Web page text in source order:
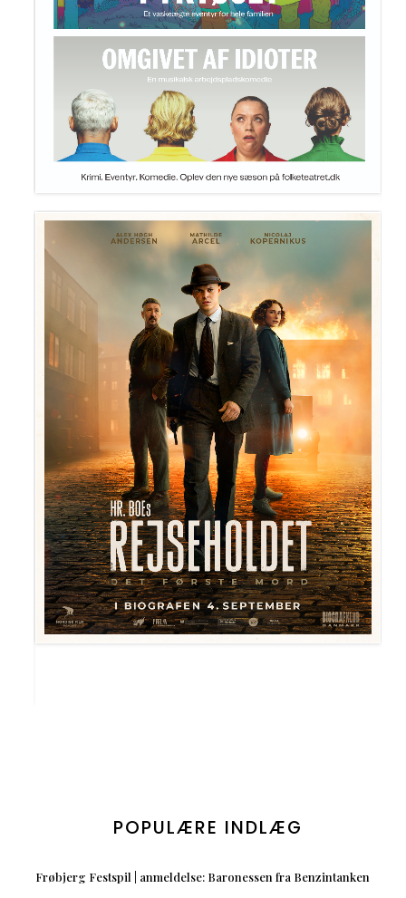
POPULÆRE INDLÆG
Frøbjerg Festspil | anmeldelse: Baronessen fra Benzintanken